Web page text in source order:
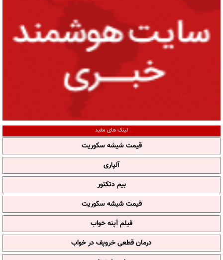
لینک های مفید
قیمت شیشه سکوریت
آلپاری
بیم دتکتور
قیمت شیشه سکوریت
فیلم آپنه خواب
درمان قطعی خروپف در خواب